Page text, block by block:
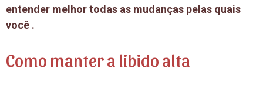
entender melhor todas as mudanças pelas quais
você .
Como manter a libido alta